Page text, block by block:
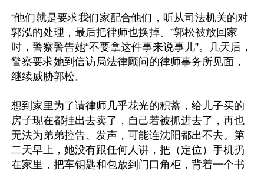
“他们就是要求我们家配合他们，听从司法机关的对
郭泓的处理，最后把律师也换掉。”郭松被放回家
时，警察警告她“不要拿这件事来说事儿”。几天后，
警察要求她到信访局法律顾问的律师事务所见面，
继续威胁郭松。
想到家里为了请律师几乎花光的积蓄，给儿子买的
房子现在都挂出去卖了，自己若被抓进去了，再也
无法为弟弟控告、发声，可能连沈阳都出不去。第
二天早上，她没有跟任何人讲，把（定位）手机扔
在家里，把车钥匙和包放到门口角柜，背着一个书